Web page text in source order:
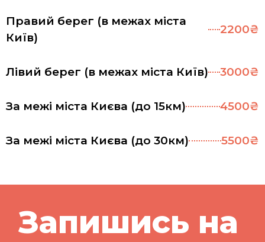
Правий берег (в межах міста
Київ)
2200₴
Лівий берег (в межах міста Київ) 3000₴
За межі міста Києва (до 15км) 4500₴
За межі міста Києва (до 30км) 5500₴
Запишись на